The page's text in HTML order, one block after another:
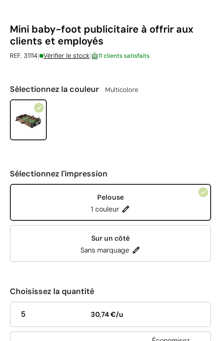
Mini baby-foot publicitaire à offrir aux
clients et employés
REF. 31114| Vérifier le stock| 11 clients satisfaits
Sélectionnez la couleur Multicolore
Sélectionnez l'impression
Pelouse
1 couleur
Sur un côté
Sans marquage
Choisissez la quantité
5 30,74 €/u